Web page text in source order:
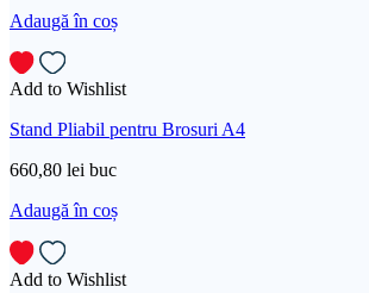
Adaugă în coș
Add to Wishlist
Stand Pliabil pentru Brosuri A4
660,80 lei buc
Adaugă în coș
Add to Wishlist